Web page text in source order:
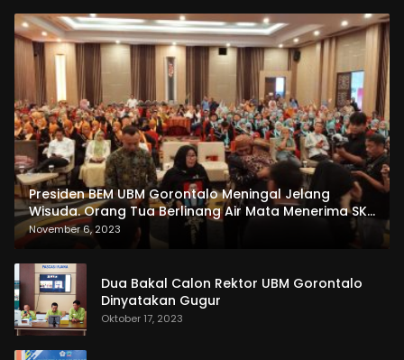
Presiden BEM UBM Gorontalo Meningal Jelang
Wisuda. Orang Tua Berlinang Air Mata Menerima SKL
dan Pemasangan Salempang
November 6, 2023
Dua Bakal Calon Rektor UBM Gorontalo
Dinyatakan Gugur
Oktober 17, 2023